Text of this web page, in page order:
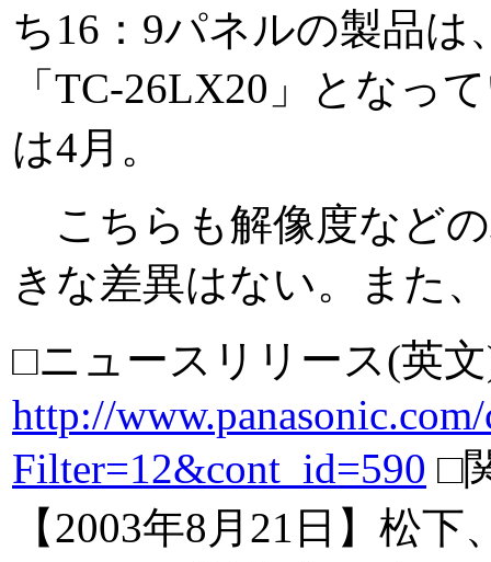
ち16：9パネルの製品は
「TC-26LX20」となっ
は4月。
こちらも解像度など
きな差異はない。また
□ニュースリリース(英
http://
Filter=12&cont_id=590 □
【2003年8月21日】松